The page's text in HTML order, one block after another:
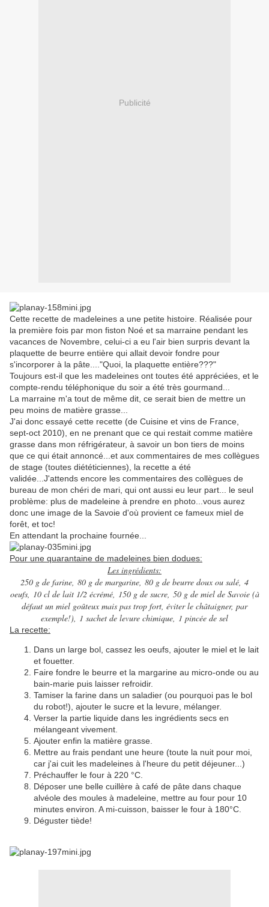
Publicité
Cette recette de madeleines a une petite histoire. Réalisée pour
la première fois par mon fiston Noé et sa marraine pendant les
vacances de Novembre, celui-ci a eu l'air bien surpris devant la
plaquette de beurre entière qui allait devoir fondre pour
s'incorporer à la pâte...."Quoi, la plaquette entière???"
Toujours est-il que les madeleines ont toutes été appréciées, et le
compte-rendu téléphonique du soir a été très gourmand...
La marraine m'a tout de même dit, ce serait bien de mettre un
peu moins de matière grasse...
J'ai donc essayé cette recette (de Cuisine et vins de France,
sept-oct 2010), en ne prenant que ce qui restait comme matière
grasse dans mon réfrigérateur, à savoir un bon tiers de moins
que ce qui était annoncé...et aux commentaires de mes collègues
de stage (toutes diététiciennes), la recette a été
validée...J'attends encore les commentaires des collègues de
bureau de mon chéri de mari, qui ont aussi eu leur part... le seul
problème: plus de madeleine à prendre en photo...vous aurez
donc une image de la Savoie d'où provient ce fameux miel de
forêt, et toc!
En attendant la prochaine fournée...
Pour une quarantaine de madeleines bien dodues:
Les ingrédients:
250 g de farine, 80 g de margarine, 80 g de beurre doux ou salé, 4
oeufs, 10 cl de lait 1/2 écrémé, 150 g de sucre, 50 g de miel de Savoie (à
défaut un miel goûteux mais pas trop fort, éviter le châtaigner, par
exemple!), 1 sachet de levure chimique, 1 pincée de sel
La recette:
Dans un large bol, cassez les oeufs, ajouter le miel et le lait
et fouetter.
Faire fondre le beurre et la margarine au micro-onde ou au
bain-marie puis laisser refroidir.
Tamiser la farine dans un saladier (ou pourquoi pas le bol
du robot!), ajouter le sucre et la levure, mélanger.
Verser la partie liquide dans les ingrédients secs en
mélangeant vivement.
Ajouter enfin la matière grasse.
Mettre au frais pendant une heure (toute la nuit pour moi,
car j'ai cuit les madeleines à l'heure du petit déjeuner...)
Préchauffer le four à 220 °C.
Déposer une belle cuillère à café de pâte dans chaque
alvéole des moules à madeleine, mettre au four pour 10
minutes environ. A mi-cuisson, baisser le four à 180°C.
Déguster tiède!